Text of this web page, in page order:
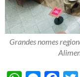
Grandes nomes